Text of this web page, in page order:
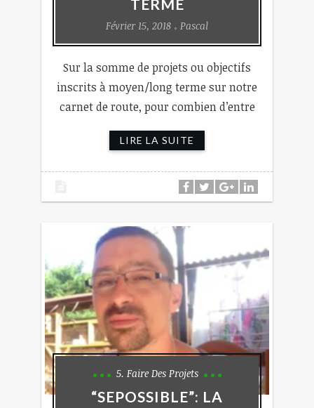
TERME
Février 15, 2018 Pascal
Sur la somme de projets ou objectifs
inscrits à moyen/long terme sur notre
carnet de route, pour combien d’entre
LIRE LA SUITE
5. Faire Des Projets
“SEPOSSIBLE”: LA